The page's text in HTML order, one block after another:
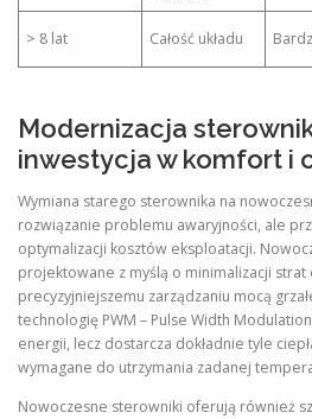
> 8 lat Całość układu
Modernizacja
inwestycja w komfort i
Wymiana starego sterownika na
rozwiązanie problemu awaryjności, ale
optymalizacji kosztów eksploatacji.
projektowane z myślą o minimalizacji strat
precyzyjniejszemu zarządzaniu mocą
technologię PWM – Pulse Width
energii, lecz dostarcza dokładnie tyle
wymagane do utrzymania zadanej
Nowoczesne sterowniki oferują również